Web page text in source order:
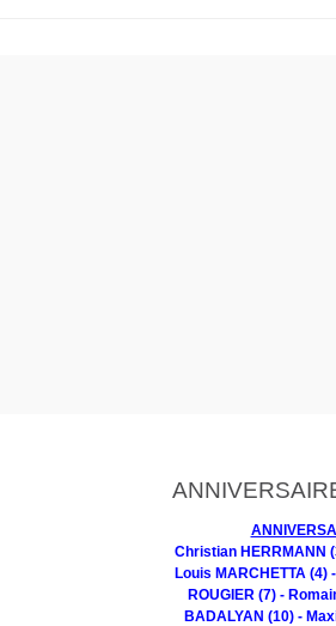
Christian HERRMANN
Louis MARCHETTA (4)
ROUGIER (7) -
BADALYAN (10) -